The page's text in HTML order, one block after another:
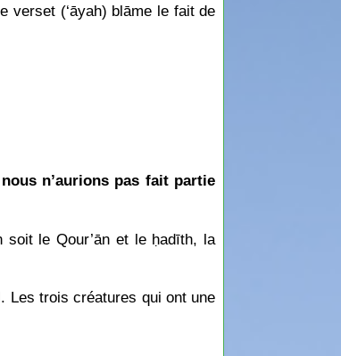
verset (‘āyah) blāme le fait de
n’aurions pas fait partie
le Qour’ān et le ḥadīth, la
Les trois créatures qui ont une